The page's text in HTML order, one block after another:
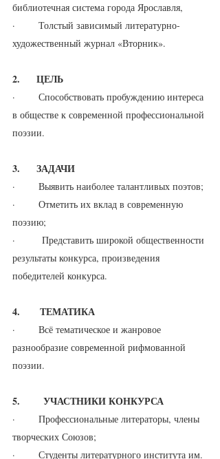
библиотечная система города Ярославля,
·       Толстый зависимый литературно-
художественный журнал «Вторник».
2.     ЦЕЛЬ
·       Способствовать пробуждению интереса
в обществе к современной профессиональной
поэзии.
3.     ЗАДАЧИ
·       Выявить наиболее талантливых поэтов;
·       Отметить их вклад в современную
поэзию;
·        Представить широкой общественности
результаты конкурса, произведения
победителей конкурса.
4.      ТЕМАТИКА
·       Всё тематическое и жанровое
разнообразие современной рифмованной
поэзии.
5.       УЧАСТНИКИ КОНКУРСА
·       Профессиональные литераторы, члены
творческих Союзов;
·       Студенты литературного института им.